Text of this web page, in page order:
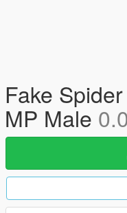
Fake
MP Male